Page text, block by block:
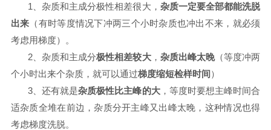
1、杂质和主成分极性相差很大， 杂质一定要全部都能洗脱
出来 （有时等度情况下冲两三个小时杂质也冲出不来，就必须
考虑用梯度）。
2、杂质和主成分极性相差较大， 杂质出峰太晚（等度冲两
个小时出来个杂质，就可以通过梯度缩短检样时间）
3、还有就是杂质极性比主峰的大，等度时要想主峰时间合
适杂质全堆在前边，杂质分开主峰又出峰太晚，这种情况也得
考虑梯度洗脱。